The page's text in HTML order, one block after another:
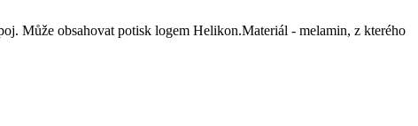
Může obsahovat potisk logem Helikon.Materiál - melamin, z kterého